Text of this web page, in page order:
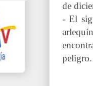
de
- El
peligro.